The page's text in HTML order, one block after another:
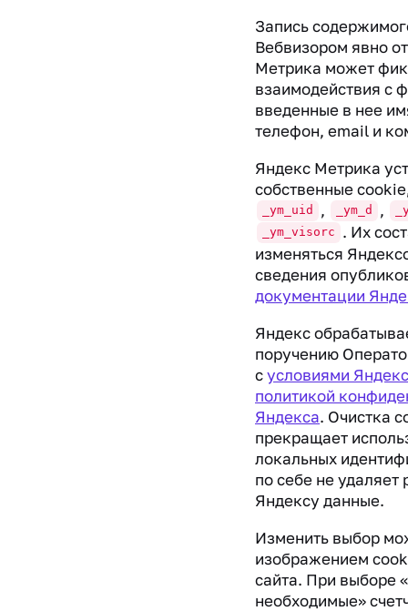
Запись
Вебвизором явно
Метрика может
взаимодействия с
введенные в нее
телефон, email и
Яндекс Метрика
собственные
_ym_uid , _ym_d ,
_ym_visorc
. Их
изменяться
сведения
документации
Яндекс
поручению
сусловиями
политикой
Яндекса. Очистка
прекращает
локальных
по себе не
Яндексу данные.
Изменить выбор
изображением
сайта. При выборе
необходимые»